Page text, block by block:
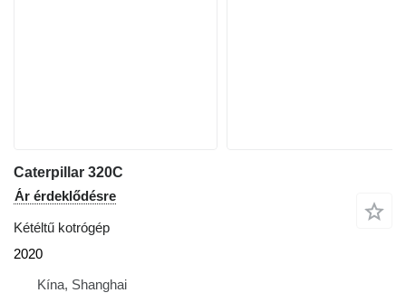
Caterpillar 320C
Ár érdeklődésre
Kétéltű kotrógép
2020
Kína, Shanghai